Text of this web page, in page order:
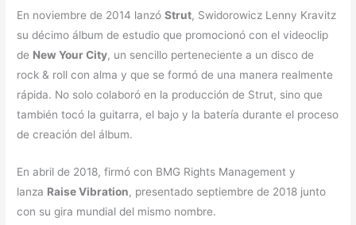
En noviembre de 2014 lanzóStrut, Swidorowicz Lenny Kravitz
su décimo álbum de estudio que promocionó con el videoclip
de New Your City, un sencillo perteneciente a un disco de
rock & roll con alma y que se formó de una manera realmente
rápida. No solo colaboró en la producción de Strut, sino que
también tocó la guitarra, el bajo y la batería durante el proceso
de creación del álbum.
En abril de 2018, firmó con BMG Rights Management y
lanza Raise Vibration, presentado septiembre de 2018 junto
con su gira mundial del mismo nombre.